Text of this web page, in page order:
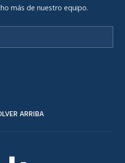
más de nuestro equipo.
ARRIBA